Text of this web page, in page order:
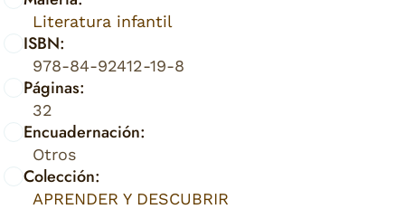
Literatura infantil
ISBN:
978-84-92412-19-8
Páginas:
32
Encuadernación:
Otros
Colección:
APRENDER Y DESCUBRIR